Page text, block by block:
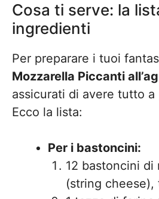
Cosa ti serve: la
ingredienti
Per preparare i tuoi
Mozzarella Piccanti
assicurati di avere tutto a
Ecco la lista:
Per i bastoncini:
12 bastoncini di
(string cheese),